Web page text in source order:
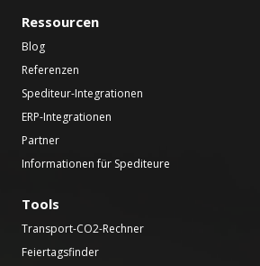
Ressourcen
Blog
Referenzen
Spediteur-Integrationen
ERP-Integrationen
Partner
Informationen für Spediteure
Tools
Transport-CO2-Rechner
Feiertagsfinder